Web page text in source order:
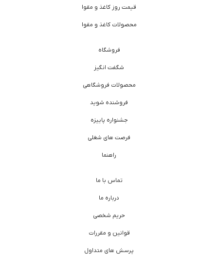
قیمت روز کاغذ و مقوا
محصولات کاغذ و مقوا
فروشگاه
شگفت انگیز
محصولات فروشگاهی
فروشنده شوید
جشنواره پاییزه
فرصت های شغلی
راهنما
تماس با ما
درباره ما
حریم شخصی
قوانین و مقررات
پرسش های متداول